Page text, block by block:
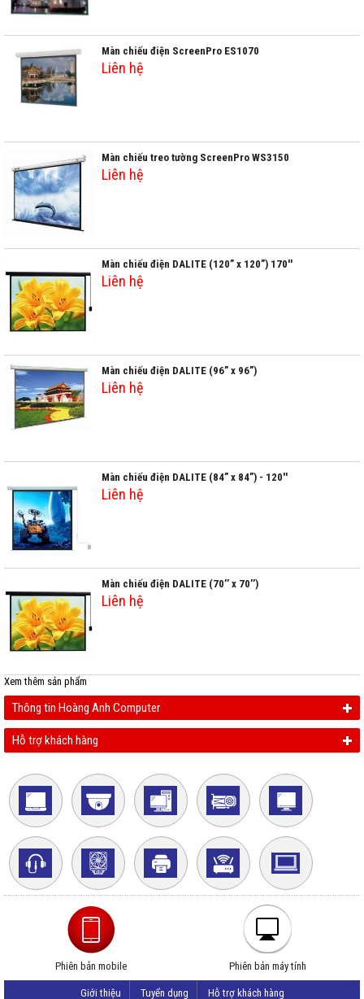
Màn chiếu điện ScreenPro ES1070
Liên hệ
Màn chiếu treo tường ScreenPro WS3150
Liên hệ
Màn chiếu điện DALITE (120” x 120”) 170''
Liên hệ
Màn chiếu điện DALITE (96” x 96”)
Liên hệ
Màn chiếu điện DALITE (84” x 84”) - 120''
Liên hệ
Màn chiếu điện DALITE (70’’ x 70’’)
Liên hệ
Xem thêm sản phẩm
Thông tin Hoàng Anh Computer
Hỗ trợ khách hàng
Phiên bản mobile Phiên bản máy tính
Giới thiệu Tuyển dụng Hỗ trợ khách hàng